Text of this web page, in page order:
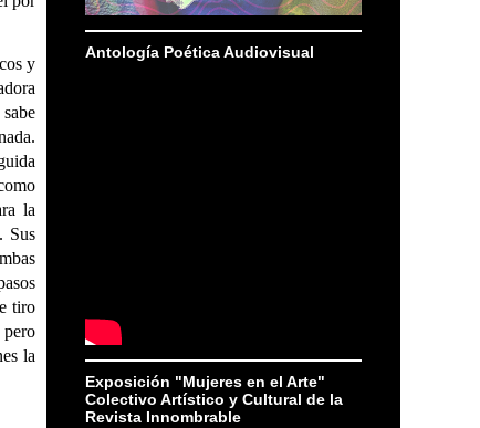
y
la
Sus
tiro
pero
la
Antología Poética Audiovisual
Exposición "Mujeres en el Arte"
Colectivo Artístico y Cultural de la
Revista Innombrable